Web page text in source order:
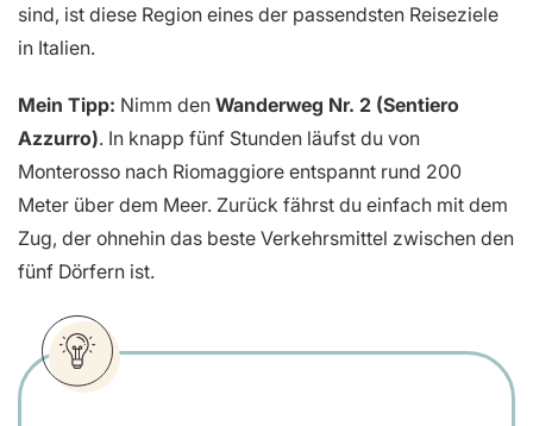
sind, ist diese Region eines der passendsten Reiseziele
in Italien.
Mein Tipp: Nimm den Wanderweg Nr. 2 (Sentiero
Azzurro). In knapp fünf Stunden läufst du von
Monterosso nach Riomaggiore entspannt rund 200
Meter über dem Meer. Zurück fährst du einfach mit dem
Zug, der ohnehin das beste Verkehrsmittel zwischen den
fünf Dörfern ist.